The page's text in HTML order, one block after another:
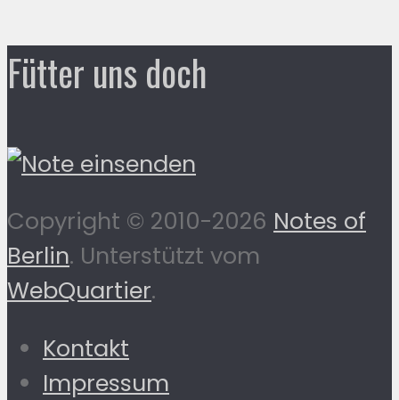
Fütter uns doch
Copyright © 2010-2026 Notes of
Berlin. Unterstützt vom
WebQuartier.
Kontakt
Impressum